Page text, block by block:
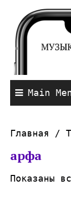
Main
Главная /
арфа
Показаны